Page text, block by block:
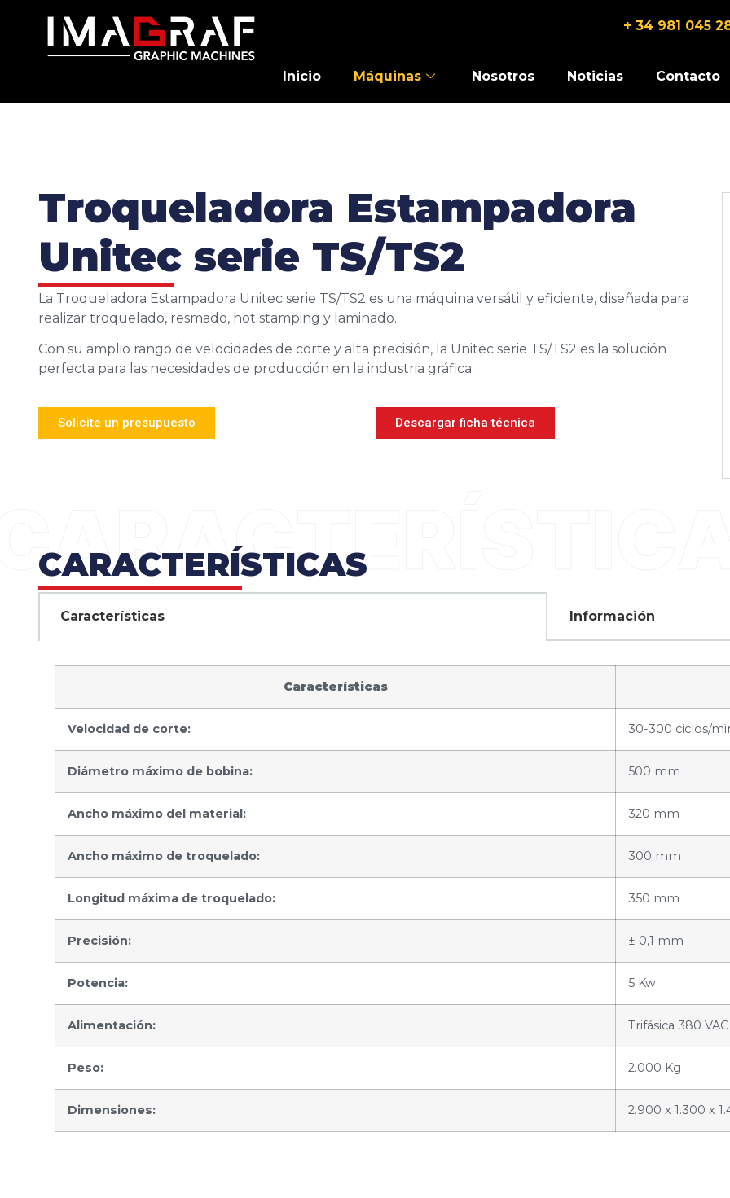
+ 34 981 045
Inicio Máquinas Nosotros Noticias Contacto
Troqueladora Estampadora
Unitec serie TS/TS2
La Troqueladora Estampadora Unitec serie TS/TS2 es una máquina versátil y eficiente, diseñada para
realizar troquelado, resmado, hot stamping y laminado.
Con su amplio rango de velocidades de corte y alta precisión, la Unitec serie TS/TS2 es la solución
perfecta para las necesidades de producción en la industria gráfica.
Solicite un presupuesto Descargar ficha técnica
CARACTERÍSTICAS
Características Información
Características
Velocidad de corte: 30-300 ciclos/
Diámetro máximo de bobina: 500 mm
Ancho máximo del material: 320 mm
Ancho máximo de troquelado: 300 mm
Longitud máxima de troquelado: 350 mm
Precisión: ± 0,1 mm
Potencia: 5 Kw
Alimentación: Trifásica 380 VAC
Peso: 2.000 Kg
Dimensiones: 2.900 x 1.300 x